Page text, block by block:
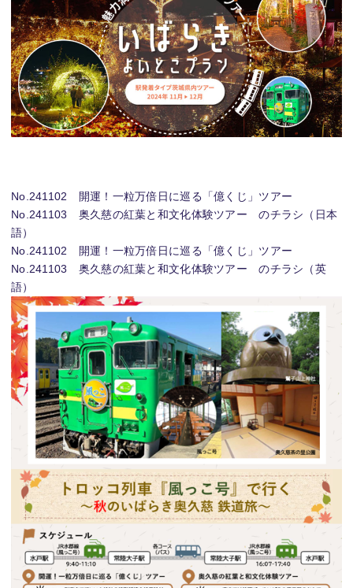
No.241102 開運！一粒万倍日に巡る「億くじ」ツアー
No.241103 奥久慈の紅葉と和文化体験ツアー のチラシ（日本
語）
No.241102 開運！一粒万倍日に巡る「億くじ」ツアー
No.241103 奥久慈の紅葉と和文化体験ツアー のチラシ（英
語）